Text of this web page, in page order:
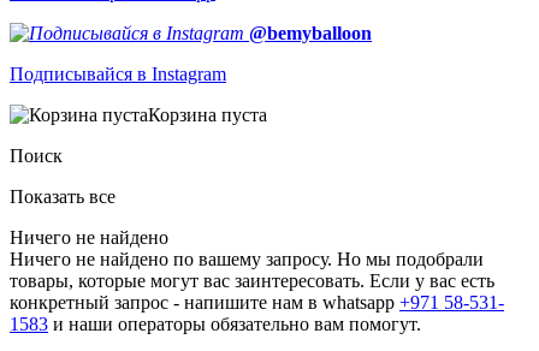
@bemyballoon
Подписывайся в Instagram
Корзина пуста
Поиск
Показать все
Ничего не найдено
Ничего не найдено по вашему запросу. Но мы подобрали
товары, которые могут вас заинтересовать. Если у вас есть
конкретный запрос - напишите нам в whatsapp +971 58-531-
1583 и наши операторы обязательно вам помогут.